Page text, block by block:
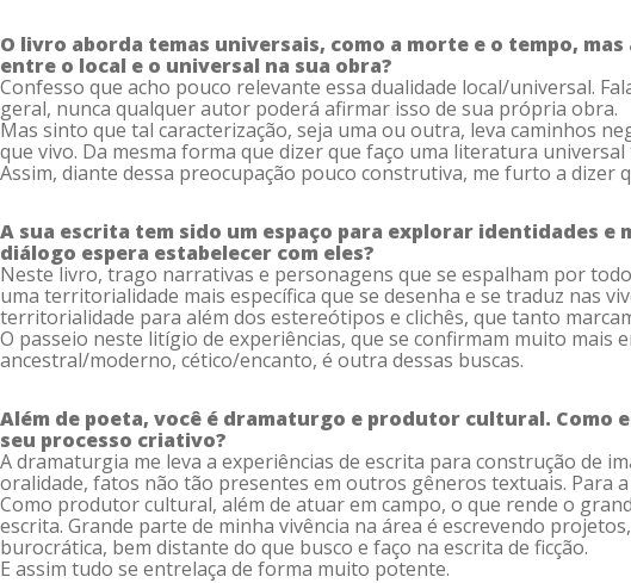
O livro aborda temas universais, como a morte e o tempo,
entre o local e o universal na sua obra?
Confesso que acho pouco relevante essa dualidade local/universal.
geral, nunca qualquer autor poderá afirmar isso de sua própria obra.
Mas sinto que tal caracterização, seja uma ou outra, leva caminhos
que vivo. Da mesma forma que dizer que faço uma literatura
Assim, diante dessa preocupação pouco construtiva, me furto a dizer
A sua escrita tem sido um espaço para explorar identidades
diálogo espera estabelecer com eles?
Neste livro, trago narrativas e personagens que se espalham por
uma territorialidade mais específica que se desenha e se traduz nas
territorialidade para além dos estereótipos e clichês, que tanto
O passeio neste litígio de experiências, que se confirmam muito
ancestral/moderno, cético/encanto, é outra dessas buscas.
Além de poeta, você é dramaturgo e produtor cultural.
seu processo criativo?
A dramaturgia me leva a experiências de escrita para construção de
oralidade, fatos não tão presentes em outros gêneros textuais. Para
Como produtor cultural, além de atuar em campo, o que rende o
escrita. Grande parte de minha vivência na área é escrevendo
burocrática, bem distante do que busco e faço na escrita de ficção.
E assim tudo se entrelaça de forma muito potente.